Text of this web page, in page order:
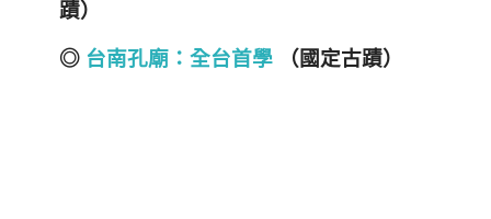
蹟）
◎ 台南孔廟：全台首學 （國定古蹟）